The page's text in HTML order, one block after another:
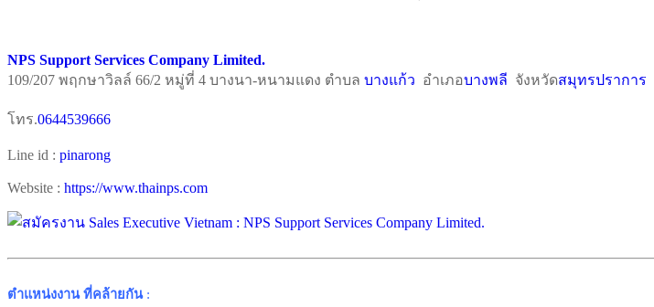
NPS Support Services Company Limited.
109/207 พฤกษาวิลล์ 66/2 หมู่ที่ 4 บางนา-หนามแดง ตำบล บางแก้ว อำเภอบางพลี จังหวัดสมุทรปราการ
โทร.0644539666
Line id : pinarong
Website : https://www.thainps.com
ตำแหน่งงาน ที่คล้ายกัน: